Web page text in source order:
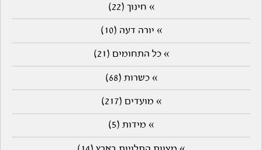
» חינוך (22)
» יורה דעה (10)
» כל התחומים (21)
» כשרות (68)
» מועדים (217)
» מידות (5)